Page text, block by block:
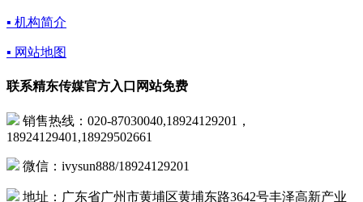
▪ 机构简介
▪ 网站地图
联系精东传媒官方入口网站免费
销售热线：020-87030040,18924129201，
18924129401,18929502661
微信：ivysun888/18924129201
地址：广东省广州市黄埔区黄埔东路3642号丰泽高新产业